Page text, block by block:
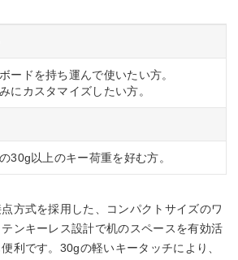
ードを持ち運んで使いたい方。
にカスタマイズしたい方。
30g以上のキー荷重を好む方。
方式を採用した、コンパクトサイズのワ
ンキーレス設計で机のスペースを有効活
利です。30gの軽いキータッチにより、